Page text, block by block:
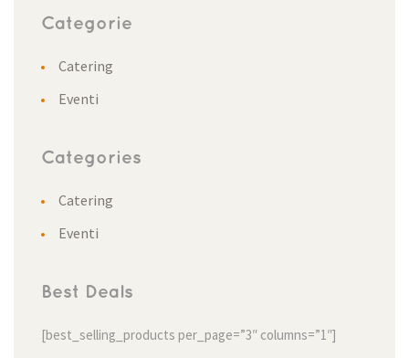
Categorie
Catering
Eventi
Categories
Catering
Eventi
Best Deals
[best_selling_products per_page=”3″ columns=”1″]